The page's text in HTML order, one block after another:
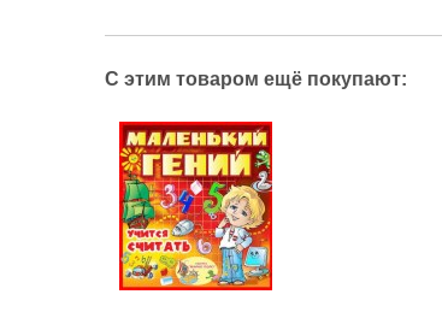
С этим товаром ещё покупают: